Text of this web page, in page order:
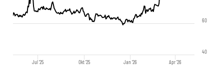
Jul '25 Jan '26
Okt '25 Apr '26
40
60